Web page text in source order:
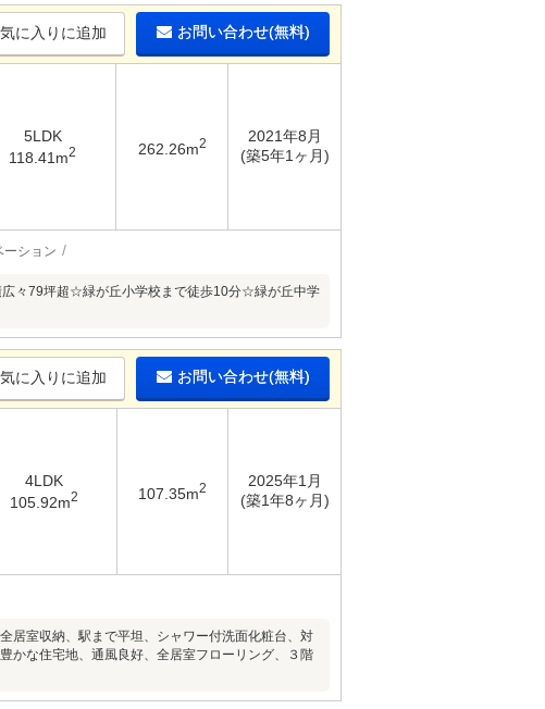
に入りに追加 お問い合わせ(無料)
5LDK
118.41m2 262.26m2
2021年8月
(築5年1ヶ月)
ーション
々79坪超☆緑が丘小学校まで徒歩10分☆緑が丘中学
に入りに追加 お問い合わせ(無料)
4LDK
105.92m2 107.35m2
2025年1月
(築1年8ヶ月)
居室収納、駅まで平坦、シャワー付洗面化粧台、対
かな住宅地、通風良好、全居室フローリング、３階